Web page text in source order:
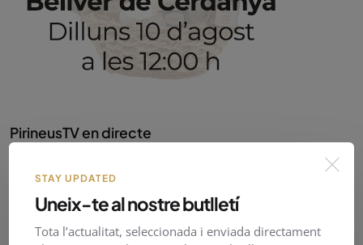
PirineusTV en directe
STAY UPDATED
Uneix-te al nostre butlletí
Tota l’actualitat, seleccionada i enviada directament